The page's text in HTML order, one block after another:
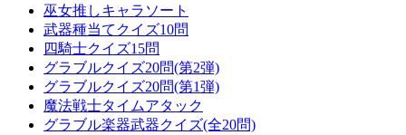
巫女推しキャラソート
武器種当てクイズ10問
四騎士クイズ15問
グラブルクイズ20問(第2弾)
グラブルクイズ20問(第1弾)
魔法戦士タイムアタック
グラブル楽器武器クイズ(全20問)